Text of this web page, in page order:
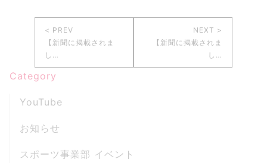
< PREV
【新聞に掲載されま
し…
NEXT >
【新聞に掲載されま
し…
Category
YouTube
お知らせ
スポーツ事業部 イベント